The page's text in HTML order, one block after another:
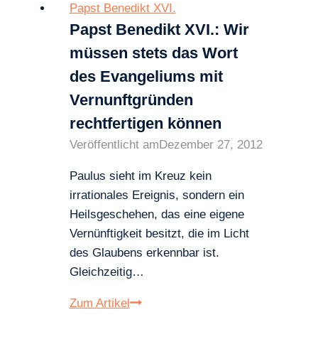
Papst Benedikt XVI.
Papst Benedikt XVI.: Wir
müssen stets das Wort
des Evangeliums mit
Vernunftgründen
rechtfertigen können
Veröffentlicht amDezember 27, 2012
Paulus sieht im Kreuz kein
irrationales Ereignis, sondern ein
Heilsgeschehen, das eine eigene
Vernünftigkeit besitzt, die im Licht
des Glaubens erkennbar ist.
Gleichzeitig…
Zum ArtikelPapst